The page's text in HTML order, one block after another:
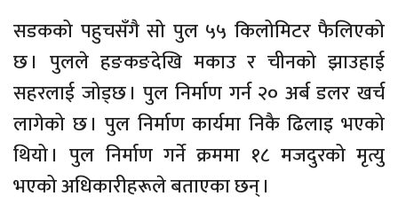
सडकको पहुचसँगै सो पुल ५५ किलोमिटर फैलिएको
छ । पुलले हङकङदेखि मकाउ र चीनको झाउहाई
सहरलाई जोड्छ । पुल निर्माण गर्न २० अर्ब डलर खर्च
लागेको छ । पुल निर्माण कार्यमा निकै ढिलाइ भएको
थियो । पुल निर्माण गर्ने क्रममा १८ मजदुरको मृत्यु
भएको अधिकारीहरूले बताएका छन् ।